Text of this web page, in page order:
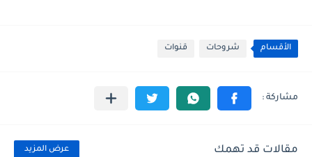
الأقسام شروحات قنوات
مقالات قد تهمك عرض المزيد